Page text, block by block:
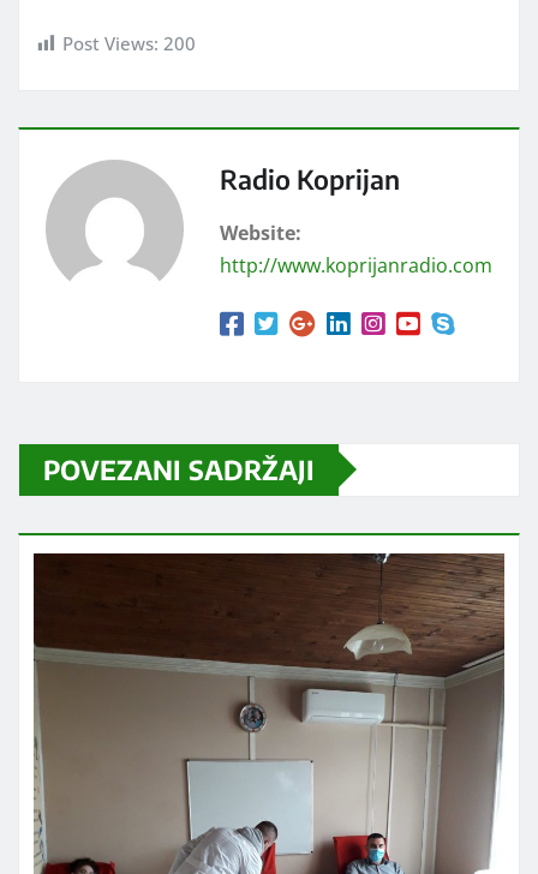
Post Views: 200
Radio Koprijan
Website:
http://www.koprijanradio.com
POVEZANI SADRŽAJI